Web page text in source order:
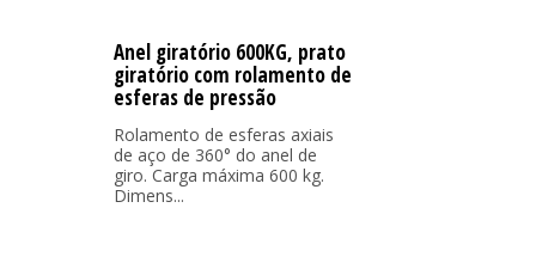
Anel giratório 600KG, prato
giratório com rolamento de
esferas de pressão
Rolamento de esferas axiais
de aço de 360° do anel de
giro. Carga máxima 600 kg.
Dimens...